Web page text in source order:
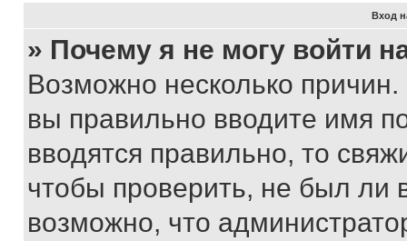
Вход
» Почему я не могу войти
Возможно несколько
вы правильно вводите имя
вводятся правильно, то
чтобы проверить, не был ли
возможно, что